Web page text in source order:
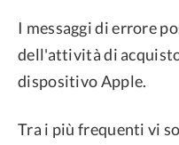
I messaggi di errore
dell'attività di
dispositivo Apple.
Tra i più frequenti vi